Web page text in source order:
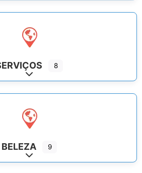
8
Expand sub-categories
BELEZA 9
Expand sub-categories